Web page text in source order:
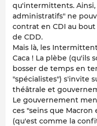
qu'intermittents.
administratifs" ne
contrat en CDI au
de CDD.
Mais là, les
Caca ! La plèbe (qu'ils
bosser de temps en
"spécialistes") s'invite
théâtrale et
Le gouvernement
ces "seins que
(qu'est comme la